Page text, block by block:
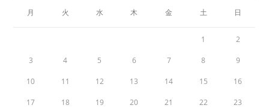
月 火 水 木 金 土 日
1 2
3 4 5 6 7 8 9
10 11 12 13 14 15 16
17 18 19 20 21 22 23